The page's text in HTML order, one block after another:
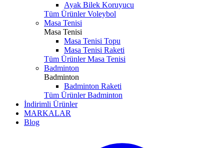
Ayak Bilek Koruyucu
Tüm Ürünler Voleybol
Masa Tenisi
Masa Tenisi
Masa Tenisi Topu
Masa Tenisi Raketi
Tüm Ürünler Masa Tenisi
Badminton
Badminton
Badminton Raketi
Tüm Ürünler Badminton
İndirimli Ürünler
MARKALAR
Blog